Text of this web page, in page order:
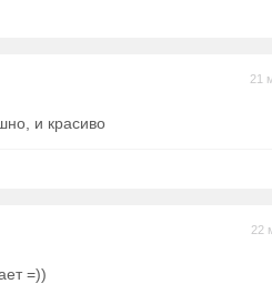
21
и красиво
22
=))